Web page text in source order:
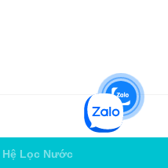
Hệ Lọc Nước